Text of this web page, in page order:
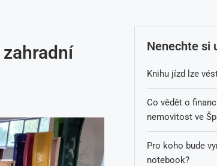
Nenechte si
Knihu jízd lze
Co vědět o
nemovitost ve
Pro koho bude
notebook?